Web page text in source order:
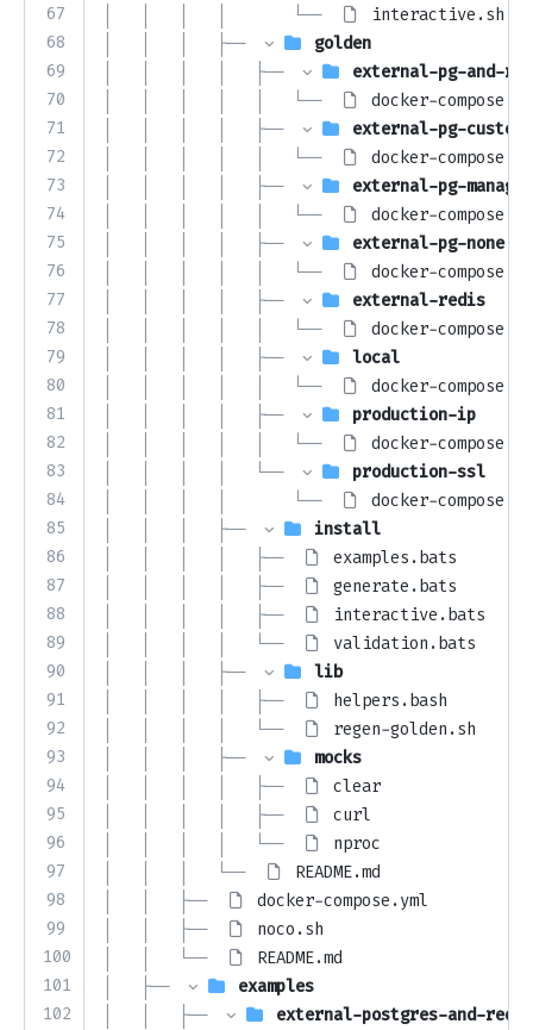
67
68
69
70
71
72
73
74
75
76
77
78
79
80
81
82
83
84
85
86
87
88
89
90
91
92
93
94
95
96
97
98
99
100
101
102
│   │   │   │       └──
interactive.sh
│   │   │   ├──
golden
│   │   │   │   ├──
external-pg-and-
│   │   │   │   │   └──
docker-
│   │   │   │   ├──
external-pg-custom
│   │   │   │   │   └──
docker-
│   │   │   │   ├──
external-pg-managed
│   │   │   │   │   └──
docker-
│   │   │   │   ├──
external-pg-none
│   │   │   │   │   └──
docker-
│   │   │   │   ├──
external-redis
│   │   │   │   │   └──
docker-
│   │   │   │   ├──
local
│   │   │   │   │   └──
docker-
│   │   │   │   ├──
production-ip
│   │   │   │   │   └──
docker-
│   │   │   │   └──
production-ssl
│   │   │   │       └──
docker-
│   │   │   ├──
install
│   │   │   │   ├──
examples.bats
│   │   │   │   ├──
generate.bats
│   │   │   │   ├──
interactive.bats
│   │   │   │   └──
validation.bats
│   │   │   ├──
lib
│   │   │   │   ├──
helpers.bash
│   │   │   │   └──
regen-golden.sh
│   │   │   ├──
mocks
│   │   │   │   ├──
clear
│   │   │   │   ├──
curl
│   │   │   │   └──
nproc
│   │   │   └──
README.md
│   │   ├──
docker-compose.yml
│   │   ├──
noco.sh
│   │   └──
README.md
│   ├──
examples
│   │   ├──
external-postgres-and-redis